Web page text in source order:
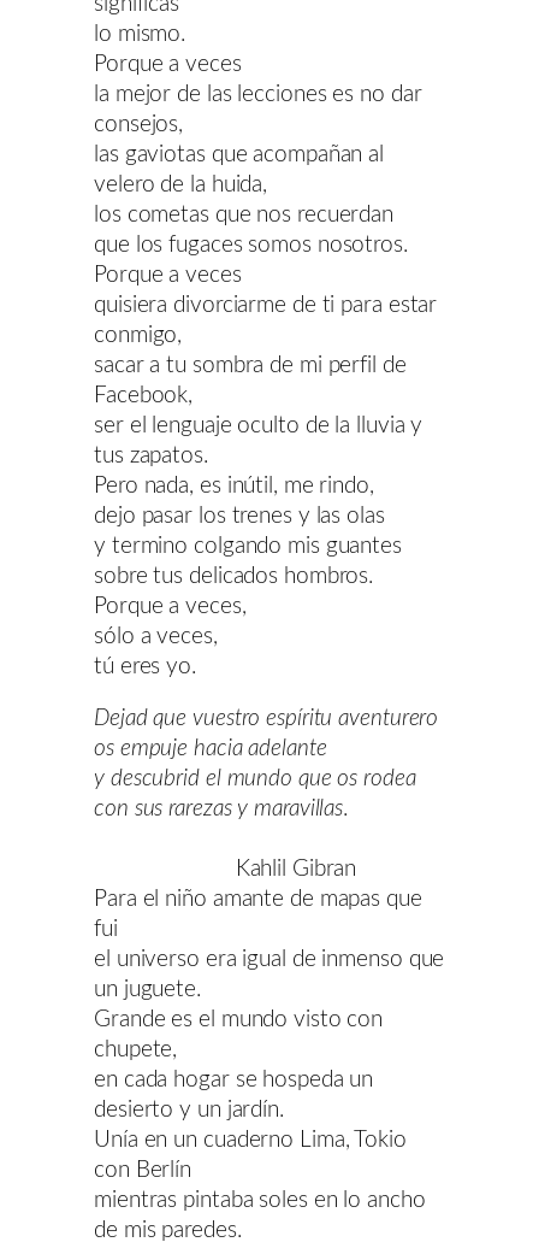
lo mismo.
Porque a veces
la mejor de las lecciones es no dar
consejos,
las gaviotas que acompañan al
velero de la huida,
los cometas que nos recuerdan
que los fugaces somos nosotros.
Porque a veces
quisiera divorciarme de ti para estar
conmigo,
sacar a tu sombra de mi perfil de
Facebook,
ser el lenguaje oculto de la lluvia y
tus zapatos.
Pero nada, es inútil, me rindo,
dejo pasar los trenes y las olas
y termino colgando mis guantes
sobre tus delicados hombros.
Porque a veces,
sólo a veces,
tú eres yo.
Dejad que vuestro espíritu aventurero
os empuje hacia adelante
y descubrid el mundo que os rodea
con sus rarezas y maravillas.
Kahlil Gibran
Para el niño amante de mapas que
fui
el universo era igual de inmenso que
un juguete.
Grande es el mundo visto con
chupete,
en cada hogar se hospeda un
desierto y un jardín.
Unía en un cuaderno Lima, Tokio
con Berlín
mientras pintaba soles en lo ancho
de mis paredes.